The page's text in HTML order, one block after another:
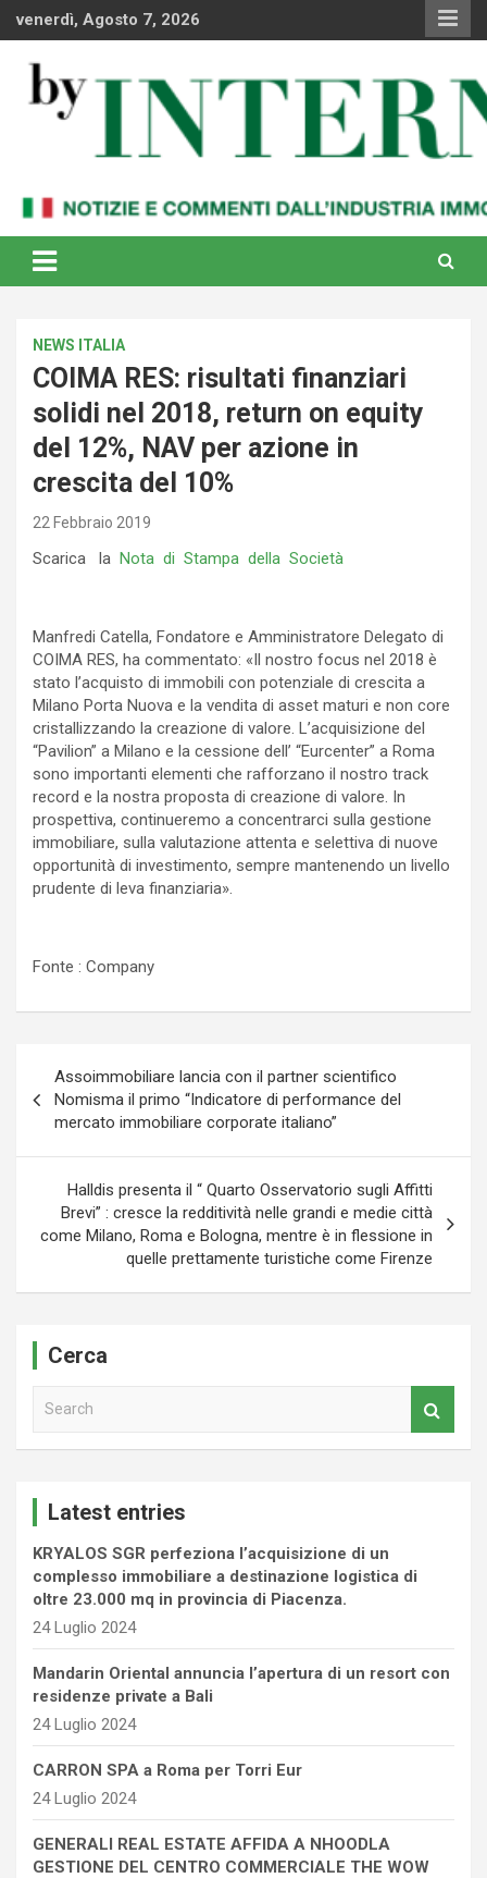
venerdì, Agosto 7, 2026
By Internews
internazionale
NEWS ITALIA
COIMA RES: risultati finanziari
solidi nel 2018, return on equity
del 12%, NAV per azione in
crescita del 10%
22 Febbraio 2019
Scarica la Nota di Stampa della Società
Manfredi Catella, Fondatore e Amministratore Delegato di
COIMA RES, ha commentato: «Il nostro focus nel 2018 è
stato l’acquisto di immobili con potenziale di crescita a
Milano Porta Nuova e la vendita di asset maturi e non core
cristallizzando la creazione di valore. L’acquisizione del
“Pavilion” a Milano e la cessione dell’ “Eurcenter” a Roma
sono importanti elementi che rafforzano il nostro track
record e la nostra proposta di creazione di valore. In
prospettiva, continueremo a concentrarci sulla gestione
immobiliare, sulla valutazione attenta e selettiva di nuove
opportunità di investimento, sempre mantenendo un livello
prudente di leva finanziaria».
Fonte : Company
articoli
Assoimmobiliare lancia con il partner scientifico
Nomisma il primo “Indicatore di performance del
mercato immobiliare corporate italiano”
Halldis presenta il “ Quarto Osservatorio sugli Affitti
Brevi” : cresce la redditività nelle grandi e medie città
come Milano, Roma e Bologna, mentre è in flessione in
quelle prettamente turistiche come Firenze
Cerca
Latest entries
KRYALOS SGR perfeziona l’acquisizione di un
complesso immobiliare a destinazione logistica di
oltre 23.000 mq in provincia di Piacenza.
24 Luglio 2024
Mandarin Oriental annuncia l’apertura di un resort con
residenze private a Bali
24 Luglio 2024
CARRON SPA a Roma per Torri Eur
24 Luglio 2024
GENERALI REAL ESTATE AFFIDA A NHOODLA
GESTIONE DEL CENTRO COMMERCIALE THE WOW